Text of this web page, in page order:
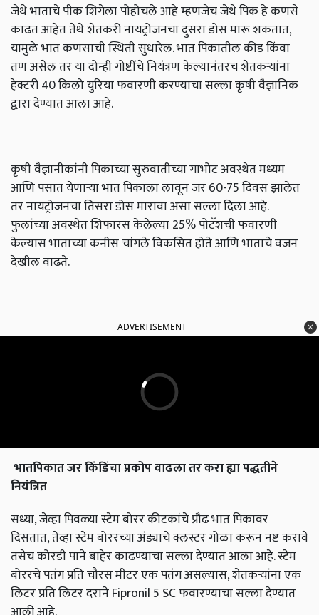
जेथे भाताचे पीक शिगेला पोहोचले आहे म्हणजेच जेथे पिक हे कणसे
काढत आहेत तेथे शेतकरी नायट्रोजनचा दुसरा डोस मारू शकतात,
यामुळे भात कणसाची स्थिती सुधारेल. भात पिकातील कीड किंवा
तण असेल तर या दोन्ही गोष्टींचे नियंत्रण केल्यानंतरच शेतकऱ्यांना
हेक्टरी 40 किलो युरिया फवारणी करण्याचा सल्ला कृषी वैज्ञानिक
द्वारा देण्यात आला आहे.
कृषी वैज्ञानीकांनी पिकाच्या सुरुवातीच्या गाभोट अवस्थेत मध्यम
आणि पसात येणाऱ्या भात पिकाला लावून जर 60-75 दिवस झालेत
तर नायट्रोजनचा तिसरा डोस मारावा असा सल्ला दिला आहे.
फुलांच्या अवस्थेत शिफारस केलेल्या 25% पोटॅशची फवारणी
केल्यास भाताच्या कनीस चांगले विकसित होते आणि भाताचे वजन
देखील वाढते.
ADVERTISEMENT
भातपिकातजरकिंडिंचाप्रकोपवाढलातरकराह्यापद्धतीने
नियंत्रित
सध्या, जेव्हा पिवळ्या स्टेम बोरर कीटकांचे प्रौढ भात पिकावर
दिसतात, तेव्हा स्टेम बोररच्या अंड्याचे क्लस्टर गोळा करून नष्ट करावे
तसेच कोरडी पाने बाहेर काढण्याचा सल्ला देण्यात आला आहे. स्टेम
बोररचे पतंग प्रति चौरस मीटर एक पतंग असल्यास, शेतकऱ्यांना एक
लिटर प्रति लिटर दराने Fipronil 5 SC फवारण्याचा सल्ला देण्यात